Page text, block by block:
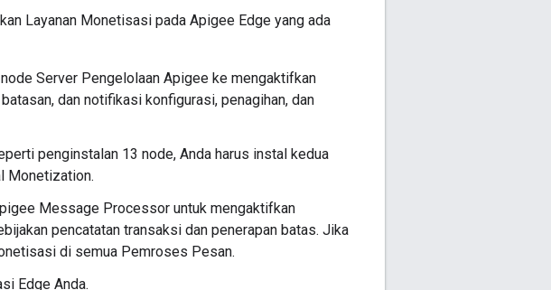
Layanan Monetisasi pada Apigee Edge yang ada
Server Pengelolaan Apigee ke mengaktifkan
dan notifikasi konfigurasi, penagihan, dan
penginstalan 13 node, Anda harus instal kedua
Monetization.
Message Processor untuk mengaktifkan
pencatatan transaksi dan penerapan batas. Jika
di semua Pemroses Pesan.
Edge Anda.